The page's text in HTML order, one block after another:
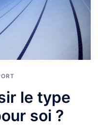
le type
soi ?